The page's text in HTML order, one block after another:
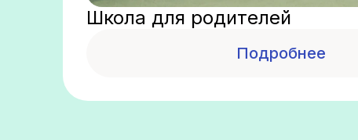
Школа для родителей
Подробнее